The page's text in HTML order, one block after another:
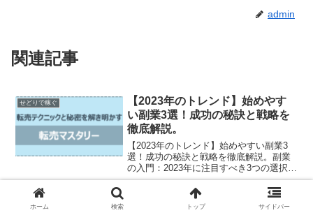
admin
関連記事
せどりで稼ぐ
【2023年のトレンド】始めやす
い副業3選！成功の秘訣と戦略を
徹底解説。
【2023年のトレンド】始めやすい副業3
選！成功の秘訣と戦略を徹底解説。副業
の入門：2023年に注目すべき3つの選択肢
2023年は副業を始める絶好の機会です。
いくつかの選択肢から自分に合った副業
を選ぶことが重要ですが、その前に副業
せどりで稼ぐ
【衝撃解禁】ロレックス ヨット
ホーム 検索 トップ サイドバー